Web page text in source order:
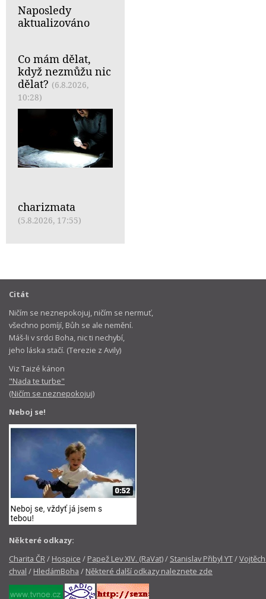
Naposledy
aktualizováno
Co mám dělat,
když nezmůžu nic
dělat? (6.8.2026,
10:28)
charizmata
(5.8.2026, 17:55)
Citát
Ničím se neznepokojuj, ničím se nermuť,
všechno pomíjí, Bůh se ale nemění.
Máš-li v srdci Boha, nic ti nechybí,
jeho láska stačí. (Terezie z Avily)
Viz Taizé kánon
"Nada te turbe"
(Ničím se neznepokojuj)
Neboj se!
Některé odkazy:
Charita ČR/ Hospice / Papež Lev XIV. (RaVat)/ Stanislav Přibyl YT/
chval / HledámBoha / Některé další odkazy naleznete zde